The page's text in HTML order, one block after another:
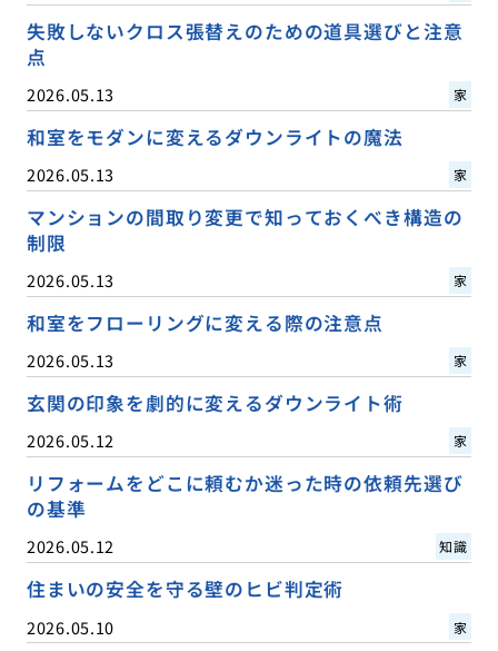
失敗しないクロス張替えのための道具選びと注意
点
2026.05.13 家
和室をモダンに変えるダウンライトの魔法
2026.05.13 家
マンションの間取り変更で知っておくべき構造の
制限
2026.05.13 家
和室をフローリングに変える際の注意点
2026.05.13 家
玄関の印象を劇的に変えるダウンライト術
2026.05.12 家
リフォームをどこに頼むか迷った時の依頼先選び
の基準
2026.05.12 知識
住まいの安全を守る壁のヒビ判定術
2026.05.10 家